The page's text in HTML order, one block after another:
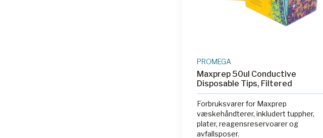
PROMEGA
Maxprep 50ul Conductive
Disposable Tips, Filtered
Forbruksvarer for Maxprep
væskehåndterer, inkludert tuppher,
plater, reagensreservoarer og
avfallsposer.